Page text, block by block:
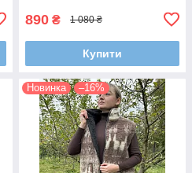
890 ₴ 1 080 ₴
Купити
Новинка –16%